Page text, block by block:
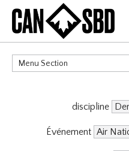
Menu Section
discipline
Événement